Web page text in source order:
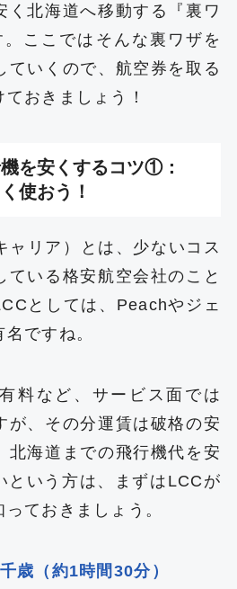
く北海道へ移動する『裏ワ
ここではそんな裏ワザを
ていくので、航空券を取る
おきましょう！
を安くするコツ①：
使おう！
ャリア）とは、少ないコス
ている格安航空会社のこと
としては、Peachやジェ
ですね。
料など、サービス面では
が、その分運賃は破格の安
北海道までの飛行機代を安
という方は、まずはLCCが
ておきましょう。
歳（約1時間30分）